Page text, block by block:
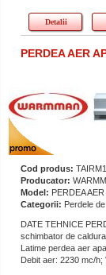
Detalii
PERDEA AER
Cod produs:
Producator:
Model: PERDEA
Categorii: Perdele
DATE TEHNICE
schimbator de
Latime perdea aer
Debit aer: 2230 mc/h;